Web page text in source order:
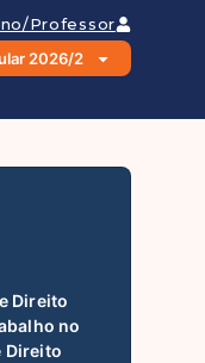
Professor
2026/2
Direito
no
Direito